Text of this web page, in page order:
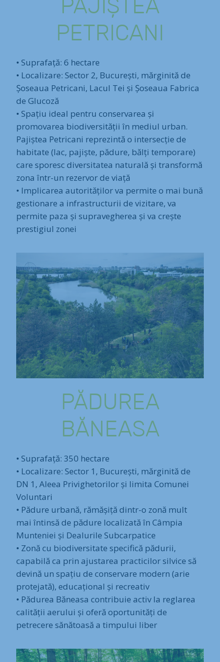
PAJIȘTEA
PETRICANI
• Suprafață: 6 hectare
• Localizare: Sector 2, București, mărginită de
Șoseaua Petricani, Lacul Tei și Șoseaua Fabrica
de Glucoză
• Spațiu ideal pentru conservarea și
promovarea biodiversității în mediul urban.
Pajiștea Petricani reprezintă o intersecție de
habitate (lac, pajiște, pădure, bălți temporare)
care sporesc diversitatea naturală și transformă
zona într-un rezervor de viață
• Implicarea autorităților va permite o mai bună
gestionare a infrastructurii de vizitare, va
permite paza și supravegherea și va crește
prestigiul zonei
PĂDUREA
BĂNEASA
• Suprafață: 350 hectare
• Localizare: Sector 1, București, mărginită de
DN 1, Aleea Privighetorilor și limita Comunei
Voluntari
• Pădure urbană, rămășiță dintr-o zonă mult
mai întinsă de pădure localizată în Câmpia
Munteniei și Dealurile Subcarpatice
• Zonă cu biodiversitate specifică pădurii,
capabilă ca prin ajustarea practicilor silvice să
devină un spațiu de conservare modern (arie
protejată), educațional și recreativ
• Pădurea Băneasa contribuie activ la reglarea
calității aerului și oferă oportunități de
petrecere sănătoasă a timpului liber